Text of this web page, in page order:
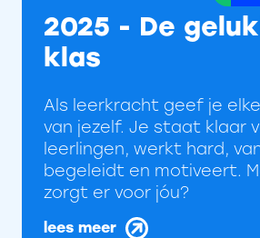
2025 - De
klas
Als leerkracht geef je
van jezelf. Je staat klaar
leerlingen, werkt hard,
begeleidt en motiveert.
zorgt er voor jóu?
lees meer